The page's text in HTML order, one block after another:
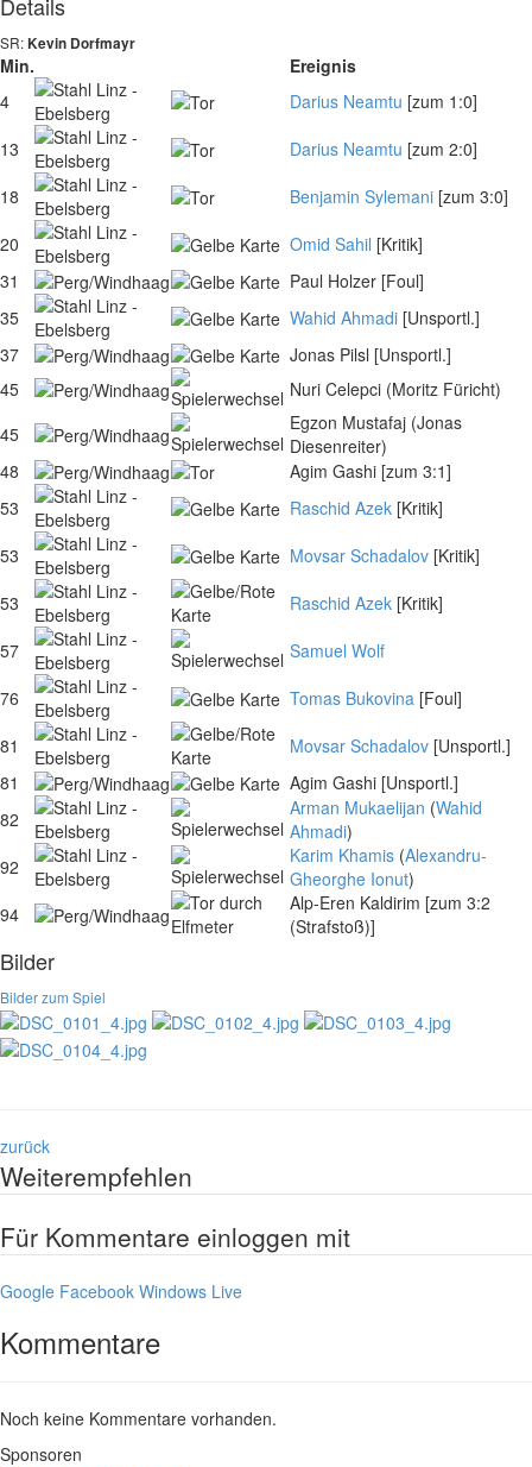
SR:Kevin Dorfmayr
Min.
Ereignis
4
Darius Neamtu [zum 1:0]
13
Darius Neamtu [zum 2:0]
18
Benjamin Sylemani [zum 3:0]
20
Omid Sahil [Kritik]
31
Paul Holzer [Foul]
35
Wahid Ahmadi [Unsportl.]
37
Jonas Pilsl [Unsportl.]
45
Nuri Celepci (Moritz Füricht)
45
Egzon Mustafaj (Jonas
Diesenreiter)
48
Agim Gashi [zum 3:1]
53
Raschid Azek [Kritik]
53
Movsar Schadalov [Kritik]
53
Raschid Azek [Kritik]
57
Samuel Wolf
76
Tomas Bukovina [Foul]
81
Movsar Schadalov [Unsportl.]
81
Agim Gashi [Unsportl.]
82
Arman Mukaelijan (Wahid
Ahmadi)
92
Karim Khamis (Alexandru-
Gheorghe Ionut)
94
Alp-Eren Kaldirim [zum 3:2
(Strafstoß)]
Bilder
Bilder zum Spiel
zurück
Weiterempfehlen
Für Kommentare einloggen mit
Google Facebook Windows Live
Kommentare
Noch keine Kommentare vorhanden.
Sponsoren